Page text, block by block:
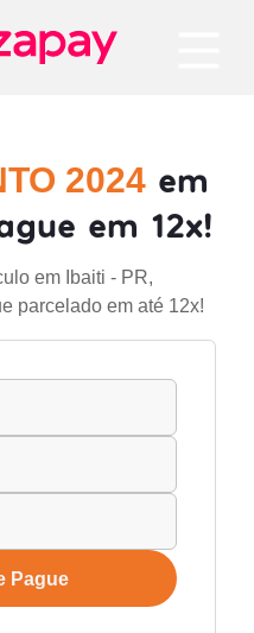
2024 em
em 12x!
em Ibaiti - PR,
parcelado em até 12x!
Pague